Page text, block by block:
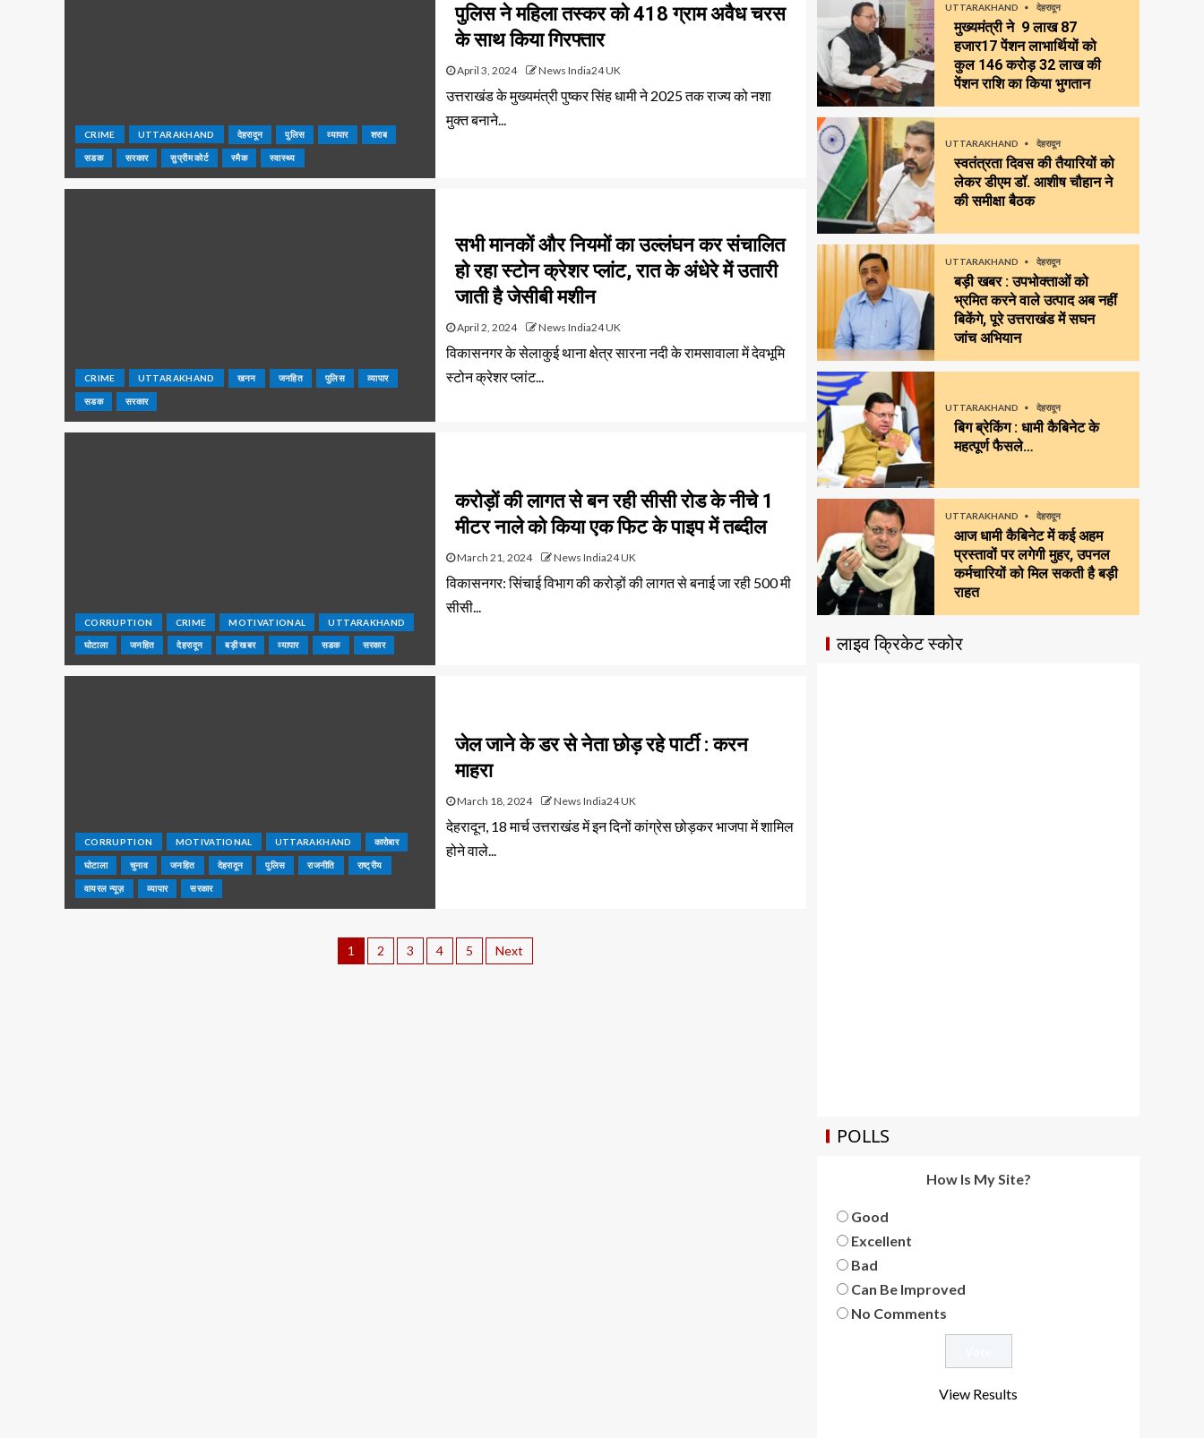
CRIME UTTARAKHAND देहरादून पुलिस व्यापार शराब
सडक सरकार सुप्रीम कोर्ट स्मैक स्वास्थ्य
पुलिस ने महिला तस्कर को 418 ग्राम अवैध चरस
के साथ किया गिरफ्तार
April 3, 2024 News India24 UK
उत्तराखंड के मुख्यमंत्री पुष्कर सिंह धामी ने 2025 तक राज्य को नशा
मुक्त बनाने...
CRIME UTTARAKHAND खनन जनहित पुलिस व्यापार
सडक सरकार
सभी मानकों और नियमों का उल्लंघन कर संचालित
हो रहा स्टोन क्रेशर प्लांट, रात के अंधेरे में उतारी
जाती है जेसीबी मशीन
April 2, 2024 News India24 UK
विकासनगर के सेलाकुई थाना क्षेत्र सारना नदी के रामसावाला में देवभूमि
स्टोन क्रेशर प्लांट...
CORRUPTION CRIME MOTIVATIONAL UTTARAKHAND
घोटाला जनहित देहरादून बड़ी खबर व्यापार सडक सरकार
करोड़ों की लागत से बन रही सीसी रोड के नीचे 1
मीटर नाले को किया एक फिट के पाइप में तब्दील
March 21, 2024 News India24 UK
विकासनगर: सिंचाई विभाग की करोड़ों की लागत से बनाई जा रही 500 मी
सीसी...
CORRUPTION MOTIVATIONAL UTTARAKHAND कारोबार
घोटाला चुनाव जनहित देहरादून पुलिस राजनीति राष्ट्रीय
वायरल न्यूज़ व्यापार सरकार
जेल जाने के डर से नेता छोड़ रहे पार्टी : करन
माहरा
March 18, 2024 News India24 UK
देहरादून, 18 मार्च उत्तराखंड में इन दिनों कांग्रेस छोड़कर भाजपा में शामिल
होने वाले...
1 2 3 4 5 Next
UTTARAKHAND देहरादून
मुख्यमंत्री ने 9 लाख 87
हजार17 पेंशन लाभार्थियों को
कुल ₹146 करोड़ 32 लाख की
पेंशन राशि का किया भुगतान
UTTARAKHAND देहरादून
स्वतंत्रता दिवस की तैयारियों को
लेकर डीएम डॉ. आशीष चौहान ने
की समीक्षा बैठक
UTTARAKHAND देहरादून
बड़ी खबर : उपभोक्ताओं को
भ्रमित करने वाले उत्पाद अब नहीं
बिकेंगे, पूरे उत्तराखंड में सघन
जांच अभियान
UTTARAKHAND देहरादून
बिग ब्रेकिंग : धामी कैबिनेट के
महत्पूर्ण फैसले…
UTTARAKHAND देहरादून
आज धामी कैबिनेट में कई अहम
प्रस्तावों पर लगेगी मुहर, उपनल
कर्मचारियों को मिल सकती है बड़ी
राहत
लाइव क्रिकेट स्कोर
POLLS
How Is My Site?
Good
Excellent
Bad
Can Be Improved
No Comments
View Results